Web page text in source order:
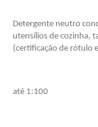
Detergente neutro
utensílios de cozinha,
(certificação de rótulo
até 1:100